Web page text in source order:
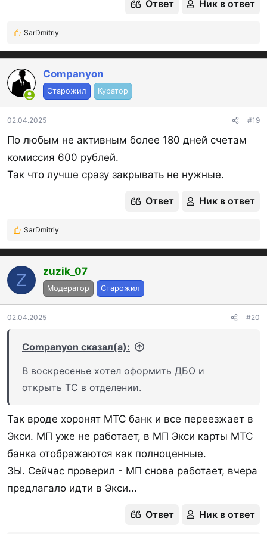
Ответ Ник в ответ
Р
е
а
к
ц
и
и
:
SarDmitriy
Companyon
Старожил Куратор
02.04.2025 #19
По любым не активным более 180 дней счетам
комиссия 600 рублей.
Так что лучше сразу закрывать не нужные.
Ответ Ник в ответ
Р
е
а
к
и
и
:
SarDmitriy
Z zuzik_07
Модератор Старожил
02.04.2025 #20
Companyon сказал(а):
В воскресенье хотел оформить ДБО и
открыть ТС в отделении.
Так вроде хоронят МТС банк и все переезжает в
Экси. МП уже не работает, в МП Экси карты МТС
банка отображаются как полноценные.
ЗЫ. Сейчас проверил - МП снова работает, вчера
предлагало идти в Экси...
Ответ Ник в ответ